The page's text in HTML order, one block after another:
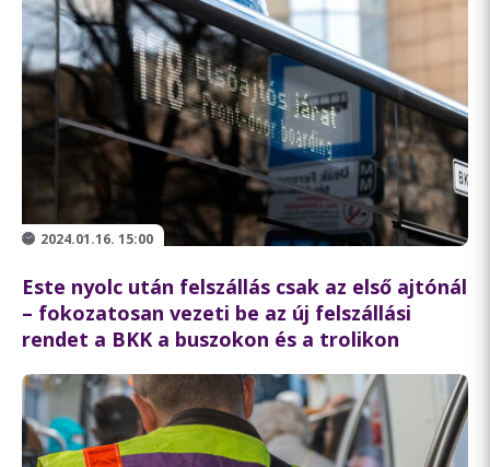
2024.01.16. 15:00
Este nyolc után felszállás csak az első ajtónál
– fokozatosan vezeti be az új felszállási
rendet a BKK a buszokon és a trolikon